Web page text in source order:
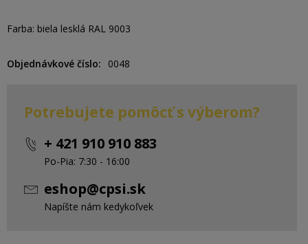
Farba: biela lesklá RAL 9003
Objednávkové číslo 0048
Potrebujete pomôcť s výberom?
+ 421 910 910 883
Po-Pia: 7:30 - 16:00
eshop@cpsi.sk
Napíšte nám kedykoľvek